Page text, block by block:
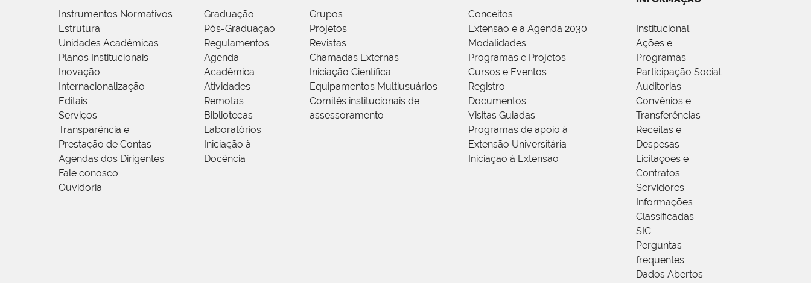
Instrumentos Normativos
Estrutura
Unidades Acadêmicas
Planos Institucionais
Inovação
Internacionalização
Editais
Serviços
Transparência e
Prestação de Contas
Agendas dos Dirigentes
Fale conosco
Ouvidoria
Graduação
Pós-Graduação
Regulamentos
Agenda
Acadêmica
Atividades
Remotas
Bibliotecas
Laboratórios
Iniciação à
Docência
Grupos
Projetos
Revistas
Chamadas Externas
Iniciação Científica
Equipamentos Multiusuários
Comitês institucionais de
assessoramento
Conceitos
Extensão e a Agenda 2030
Modalidades
Programas e Projetos
Cursos e Eventos
Registro
Documentos
Visitas Guiadas
Programas de apoio à
Extensão Universitária
Iniciação à Extensão
Institucional
Ações e
Programas
Participação Social
Auditorias
Convênios e
Transferências
Receitas e
Despesas
Licitações e
Contratos
Servidores
Informações
Classificadas
SIC
Perguntas
frequentes
Dados Abertos